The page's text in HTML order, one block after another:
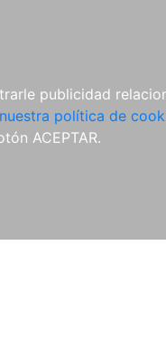
publicidad
política de
ACEPTAR.